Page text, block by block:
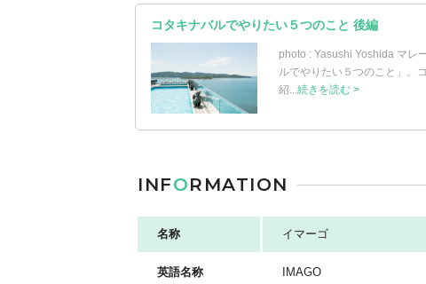
コタキナバルでやりたい５つのこと 後編
photo : Yasushi Yoshida マレ
ルでやりたい５つのこと」。
紹...続きを読む >
INFORMATION
名称 イマーゴ
英語名称 IMAGO